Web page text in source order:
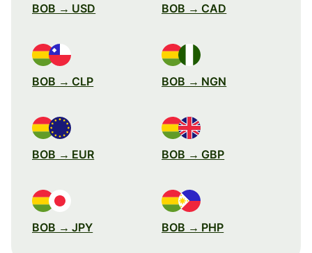
BOB → USD BOB → CAD
BOB → CLP BOB → NGN
BOB → EUR BOB → GBP
BOB → JPY BOB → PHP